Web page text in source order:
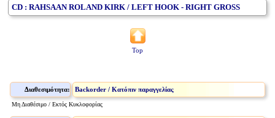
CD : RAHSAAN ROLAND KIRK / LEFT HOOK - RIGHT GROSS
Top
Διαθεσιμότητα: Backorder / Κατόπιν παραγγελίας
Μη Διαθέσιμο / Εκτός Κυκλοφορίας